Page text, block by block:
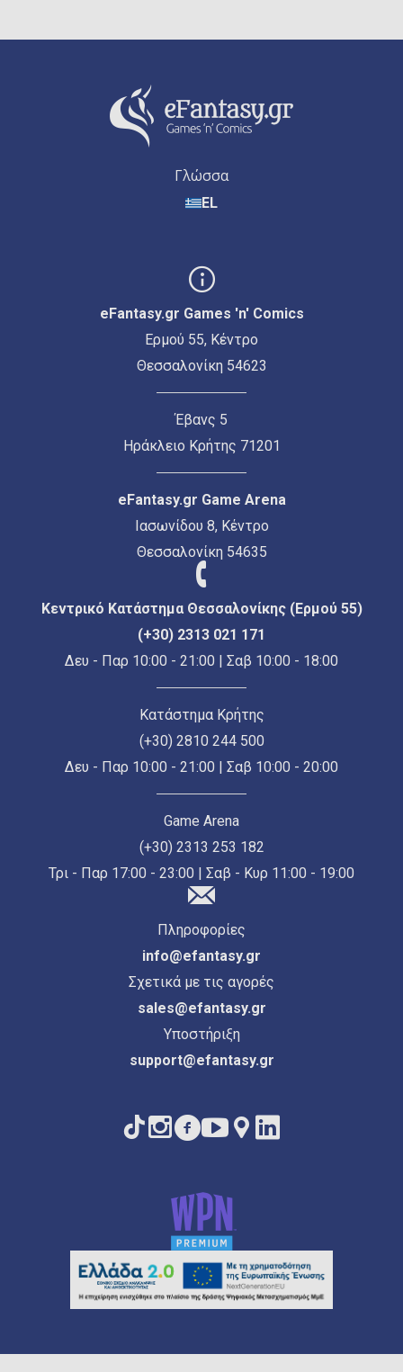
Γλώσσα
EL
eFantasy.gr Games 'n' Comics
Ερμού 55, Κέντρο
Θεσσαλονίκη 54623
Έβανς 5
Ηράκλειο Κρήτης 71201
eFantasy.gr Game Arena
Ιασωνίδου 8, Κέντρο
Θεσσαλονίκη 54635
Κεντρικό Κατάστημα Θεσσαλονίκης (Ερμού 55)
(+30) 2313 021 171
Δευ - Παρ 10:00 - 21:00 | Σαβ 10:00 - 18:00
Κατάστημα Κρήτης
(+30) 2810 244 500
Δευ - Παρ 10:00 - 21:00 | Σαβ 10:00 - 20:00
Game Arena
(+30) 2313 253 182
Τρι - Παρ 17:00 - 23:00 | Σαβ - Κυρ 11:00 - 19:00
Πληροφορίες
info@efantasy.gr
Σχετικά με τις αγορές
sales@efantasy.gr
Υποστήριξη
support@efantasy.gr